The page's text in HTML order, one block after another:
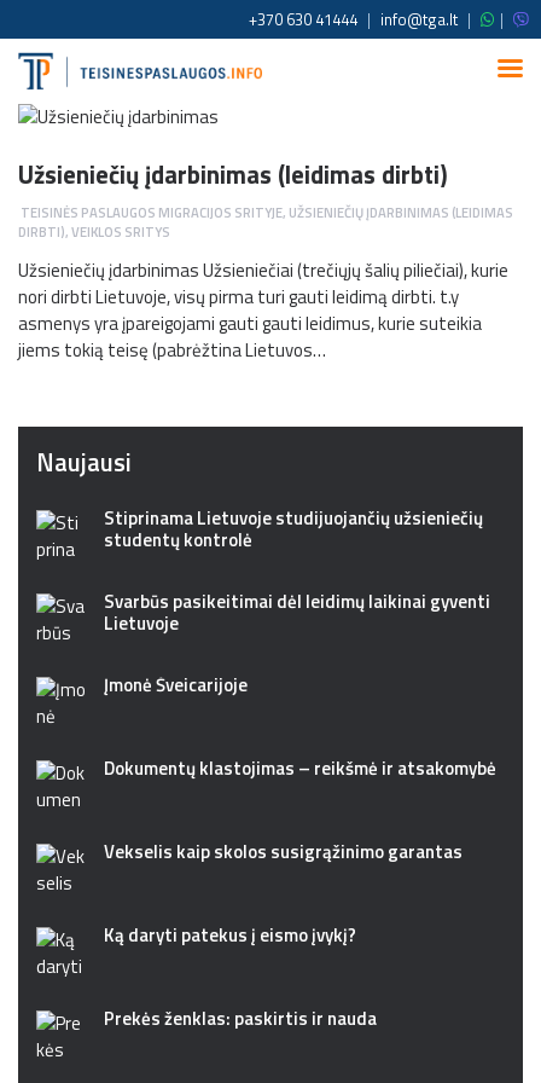
+370 630 41444 | info@tga.lt | |
Užsieniečių įdarbinimas (leidimas dirbti)
TEISINĖS PASLAUGOS MIGRACIJOS SRITYJE, UŽSIENIEČIŲ ĮDARBINIMAS (LEIDIMAS
DIRBTI),VEIKLOS SRITYS
Užsieniečių įdarbinimas Užsieniečiai (trečiųjų šalių piliečiai), kurie
nori dirbti Lietuvoje, visų pirma turi gauti leidimą dirbti. t.y
asmenys yra įpareigojami gauti gauti leidimus, kurie suteikia
jiems tokią teisę (pabrėžtina Lietuvos…
Naujausi
Stiprinama Lietuvoje studijuojančių užsieniečių
studentų kontrolė
Svarbūs pasikeitimai dėl leidimų laikinai gyventi
Lietuvoje
Įmonė Šveicarijoje
Dokumentų klastojimas – reikšmė ir atsakomybė
Vekselis kaip skolos susigrąžinimo garantas
Ką daryti patekus į eismo įvykį?
Prekės ženklas: paskirtis ir nauda